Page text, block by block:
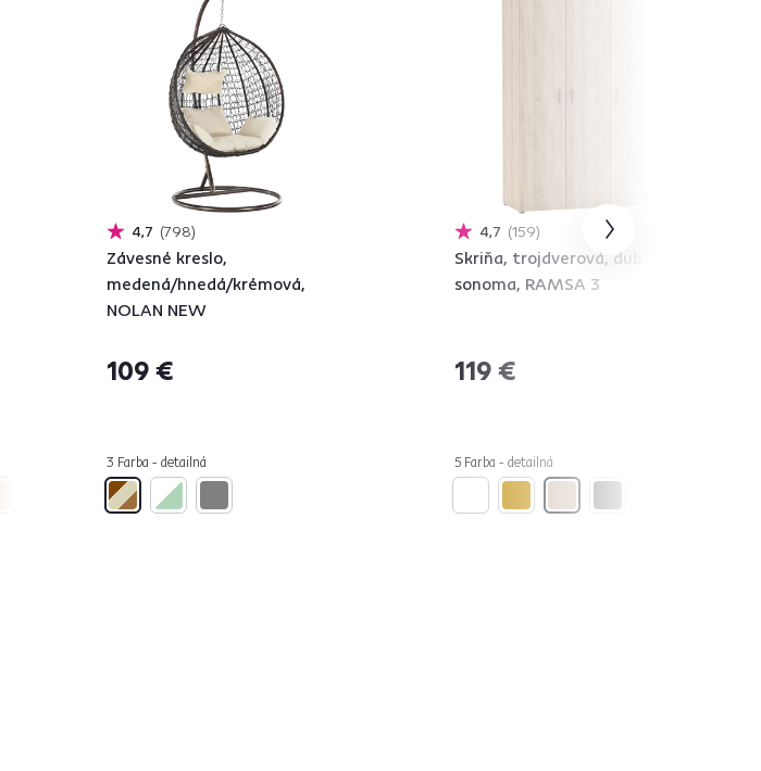
4,7 798
Závesné kreslo,
medená/hnedá/krémová,
NOLAN NEW
109 €
3 Farba - detailná
4,7 159
Skriňa, trojdverová, dub
sonoma, RAMSA 3
119 €
5 Farba - detailná